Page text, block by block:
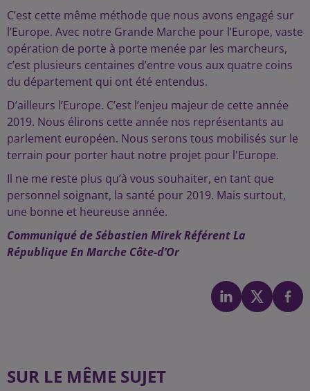
C’est cette même méthode que nous avons engagé sur
l’Europe. Avec notre Grande Marche pour l’Europe, vaste
opération de porte à porte menée par les marcheurs,
c’est plusieurs centaines d’entre vous aux quatre coins
du département qui ont été entendus.
D’ailleurs l’Europe. C’est l’enjeu majeur de cette année
2019. Nous élirons cette année nos représentants au
parlement européen. Nous serons tous mobilisés sur le
terrain pour porter haut notre projet pour l'Europe.
Il ne me reste plus qu’à vous souhaiter, en tant que
personnel soignant, la santé pour 2019. Mais surtout,
une bonne et heureuse année.
Communiqué de Sébastien Mirek Référent La
République En Marche Côte-d’Or
SUR LE MÊME SUJET